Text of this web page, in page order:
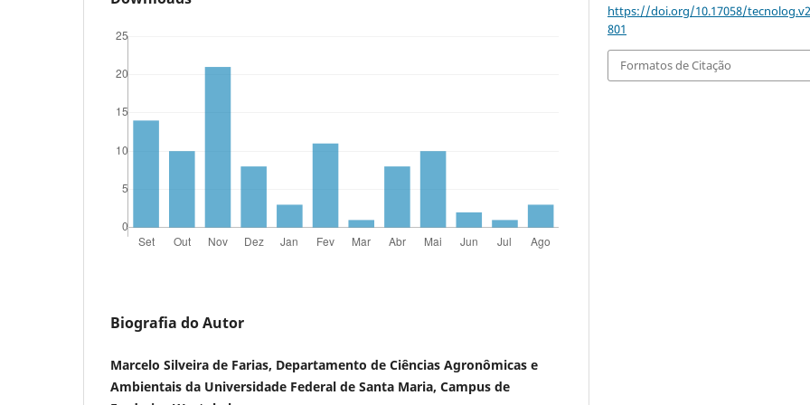
Biografia do Autor
Marcelo Silveira de Farias, Departamento de Ciências Agronômicas e
Ambientais da Universidade Federal de Santa Maria, Campus de
https://doi.org/10.17058/
801
Formatos de Citação